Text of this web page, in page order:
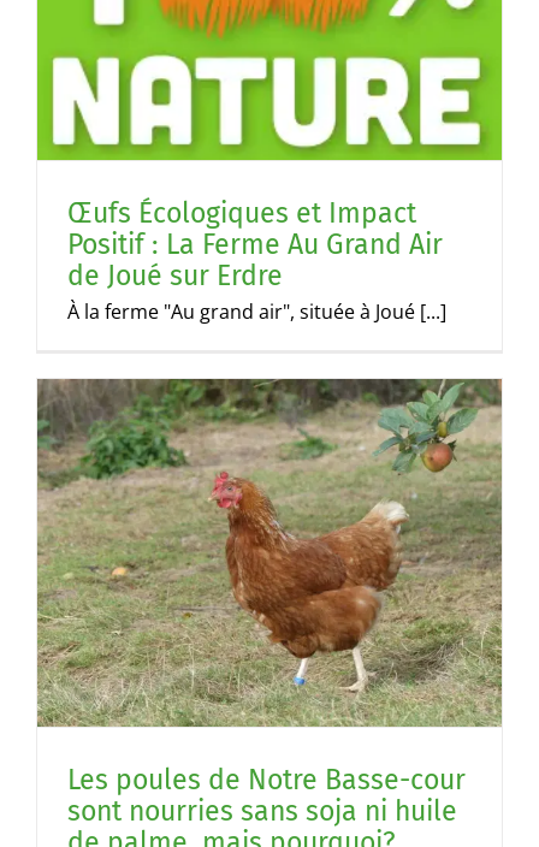
Œufs Écologiques et Impact
Positif : La Ferme Au Grand Air
de Joué sur Erdre
À la ferme "Au grand air", située à Joué [...]
Les poules de Notre Basse-cour
sont nourries sans soja ni huile